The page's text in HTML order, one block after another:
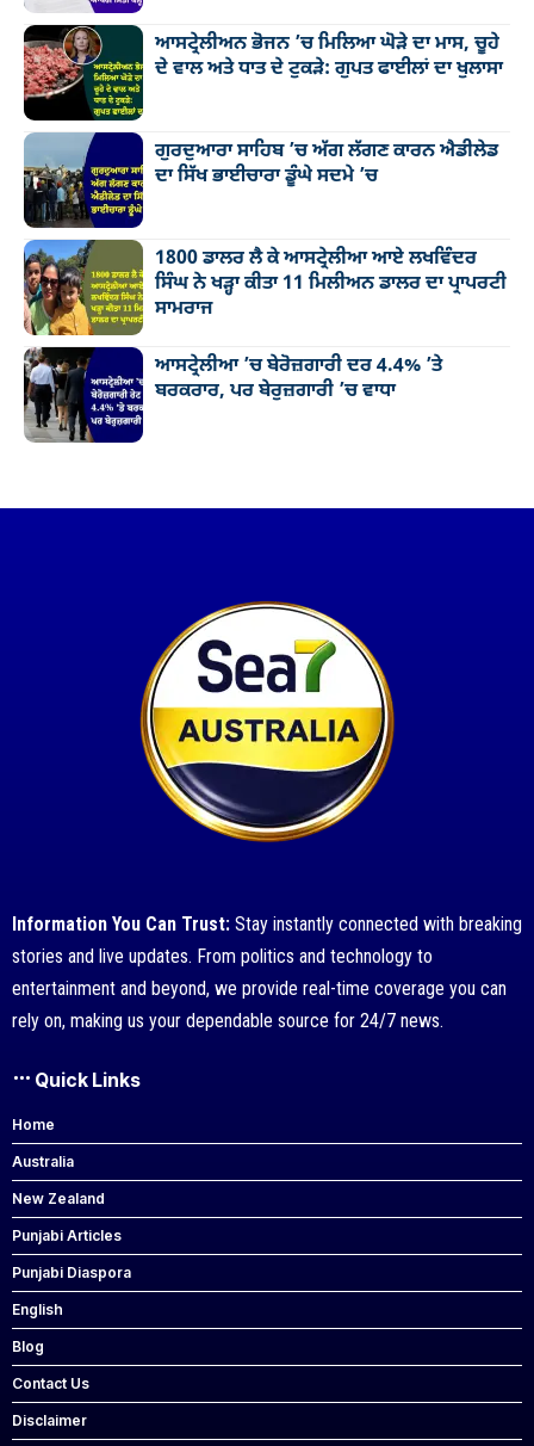
ਆਸਟ੍ਰੇਲੀਅਨ ਭੋਜਨ ’ਚ ਮਿਲਿਆ ਘੋੜੇ ਦਾ ਮਾਸ, ਚੂਹੇ
ਦੇ ਵਾਲ ਅਤੇ ਧਾਤ ਦੇ ਟੁਕੜੇ: ਗੁਪਤ ਫਾਈਲਾਂ ਦਾ ਖੁਲਾਸਾ
ਗੁਰਦੁਆਰਾ ਸਾਹਿਬ ’ਚ ਅੱਗ ਲੱਗਣ ਕਾਰਨ ਐਡੀਲੇਡ
ਦਾ ਸਿੱਖ ਭਾਈਚਾਰਾ ਡੂੰਘੇ ਸਦਮੇ ’ਚ
1800 ਡਾਲਰ ਲੈ ਕੇ ਆਸਟ੍ਰੇਲੀਆ ਆਏ ਲਖਵਿੰਦਰ
ਸਿੰਘ ਨੇ ਖੜ੍ਹਾ ਕੀਤਾ 11 ਮਿਲੀਅਨ ਡਾਲਰ ਦਾ ਪ੍ਰਾਪਰਟੀ
ਸਾਮਰਾਜ
ਆਸਟ੍ਰੇਲੀਆ ’ਚ ਬੇਰੋਜ਼ਗਾਰੀ ਦਰ 4.4% ’ਤੇ
ਬਰਕਰਾਰ, ਪਰ ਬੇਰੁਜ਼ਗਾਰੀ ’ਚ ਵਾਧਾ
Information You Can Trust: Stay instantly connected with breaking
stories and live updates. From politics and technology to
entertainment and beyond, we provide real-time coverage you can
rely on, making us your dependable source for 24/7 news.
Quick Links
Home
Australia
New Zealand
Punjabi Articles
Punjabi Diaspora
English
Blog
Contact Us
Disclaimer